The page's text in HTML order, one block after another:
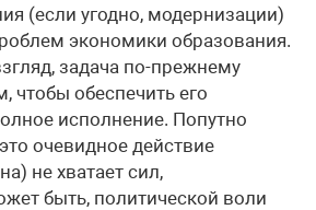
(если угодно, модернизации)
экономики образования.
задача по-прежнему
чтобы обеспечить его
исполнение. Попутно
очевидное действие
не хватает сил,
быть, политической воли